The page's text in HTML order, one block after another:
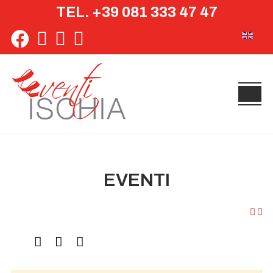
TEL. +39 081 333 47 47
EVENTI